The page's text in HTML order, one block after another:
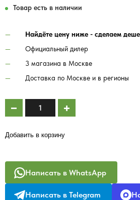
Товар есть в наличии
Найдёте цену ниже - сделаем
Официальный дилер
3 магазина в Москве
Доставка по Москве и в регионы
Добавить в корзину
Написать в WhatsApp
Написать в Telegram